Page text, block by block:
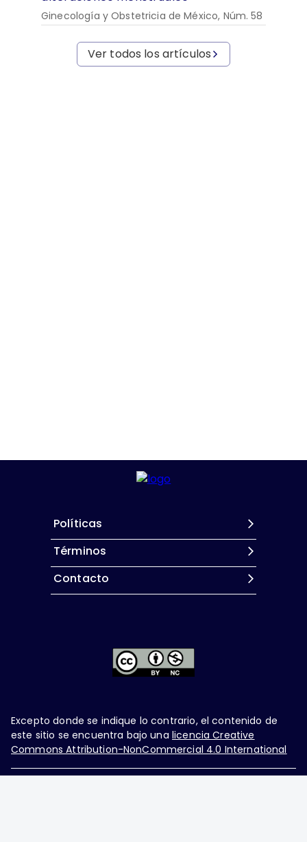
Ginecología y Obstetricia de México, Núm. 58
Ver todos los artículos
Políticas
Términos
Contacto
Excepto donde se indique lo contrario, el contenido de
este sitio se encuentra bajo una licencia Creative
Commons Attribution-NonCommercial 4.0 International